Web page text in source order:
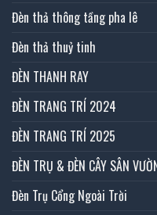
Đèn thả thông tầng pha lê
Đèn thả thuỷ tinh
ĐÈN THANH RAY
ĐÈN TRANG TRÍ 2024
ĐÈN TRANG TRÍ 2025
ĐÈN TRỤ & ĐÈN CÂY SÂN
Đèn Trụ Cổng Ngoài Trời